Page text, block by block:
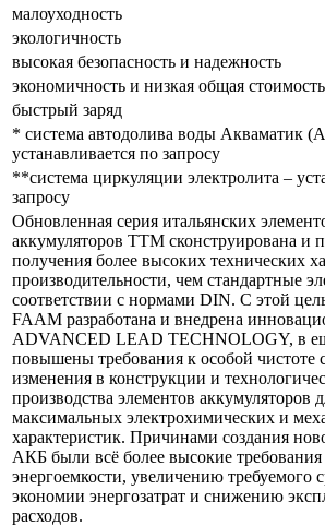
малоуходность
экологичность
высокая безопасность и надежность
экономичность и низкая общая
быстрый заряд
* система автодолива воды Акваматик
устанавливается по запросу
**система циркуляции электролита –
запросу
Обновленная серия итальянских
аккумуляторов ТTM сконструирована и
получения более высоких технических
производительности, чем стандартные
соответствии с нормами DIN. С этой
FAAM разработана и внедрена
ADVANCED LEAD TECHNOLOGY, в
повышены требования к особой чистоте
изменения в конструкции и
производства элементов аккумуляторов
максимальных электрохимических и
характеристик. Причинами создания
АКБ были всё более высокие
энергоемкости, увеличению требуемого
экономии энергозатрат и снижению
расходов.